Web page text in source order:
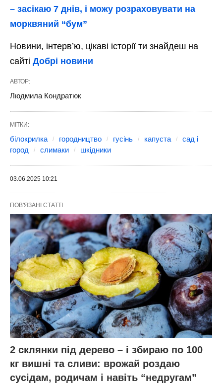
– засікаю 7 днів, і можу розраховувати на
морквяний “бум”
Новини, інтерв’ю, цікаві історії ти знайдеш на
сайті Добрі новини
АВТОР:
Людмила Кондратюк
МІТКИ:
білокрилка городництво гусінь капуста
сад і
город
слимаки шкідники
03.06.2025 10:21
ПОВ'ЯЗАНІ СТАТТІ
2 склянки під дерево – і збираю по 100
кг вишні та сливи: врожай роздаю
сусідам, родичам і навіть “недругам”